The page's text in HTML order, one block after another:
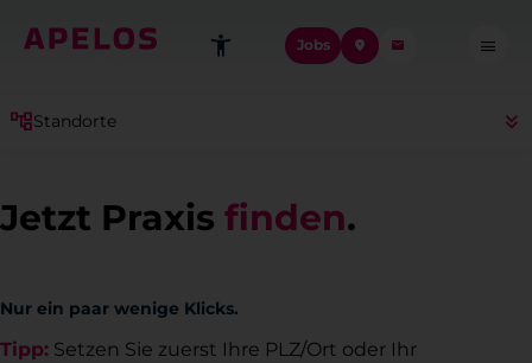
Jobs
Standorte
Jetzt Praxis finden.
Nur ein paar wenige Klicks.
Tipp: Setzen Sie zuerst Ihre PLZ/Ort oder Ihr